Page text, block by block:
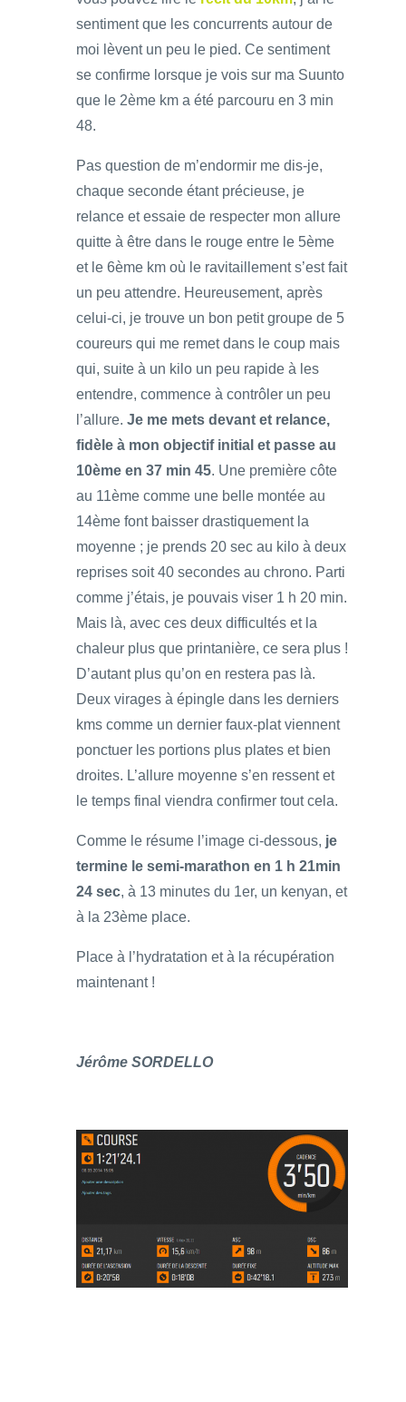
sentiment que les concurrents autour de
moi lèvent un peu le pied. Ce sentiment
se confirme lorsque je vois sur ma Suunto
que le 2ème km a été parcouru en 3 min
48.
Pas question de m’endormir me dis-je,
chaque seconde étant précieuse, je
relance et essaie de respecter mon allure
quitte à être dans le rouge entre le 5ème
et le 6ème km où le ravitaillement s’est fait
un peu attendre. Heureusement, après
celui-ci, je trouve un bon petit groupe de 5
coureurs qui me remet dans le coup mais
qui, suite à un kilo un peu rapide à les
entendre, commence à contrôler un peu
l’allure. Je me mets devant et relance,
fidèle à mon objectif initial et passe au
10ème en 37 min 45. Une première côte
au 11ème comme une belle montée au
14ème font baisser drastiquement la
moyenne ; je prends 20 sec au kilo à deux
reprises soit 40 secondes au chrono. Parti
comme j’étais, je pouvais viser 1 h 20 min.
Mais là, avec ces deux difficultés et la
chaleur plus que printanière, ce sera plus !
D’autant plus qu’on en restera pas là.
Deux virages à épingle dans les derniers
kms comme un dernier faux-plat viennent
ponctuer les portions plus plates et bien
droites. L’allure moyenne s’en ressent et
le temps final viendra confirmer tout cela.
Comme le résume l’image ci-dessous, je
termine le semi-marathon en 1 h 21min
24 sec, à 13 minutes du 1er, un kenyan, et
à la 23ème place.
Place à l’hydratation et à la récupération
maintenant !
Jérôme SORDELLO